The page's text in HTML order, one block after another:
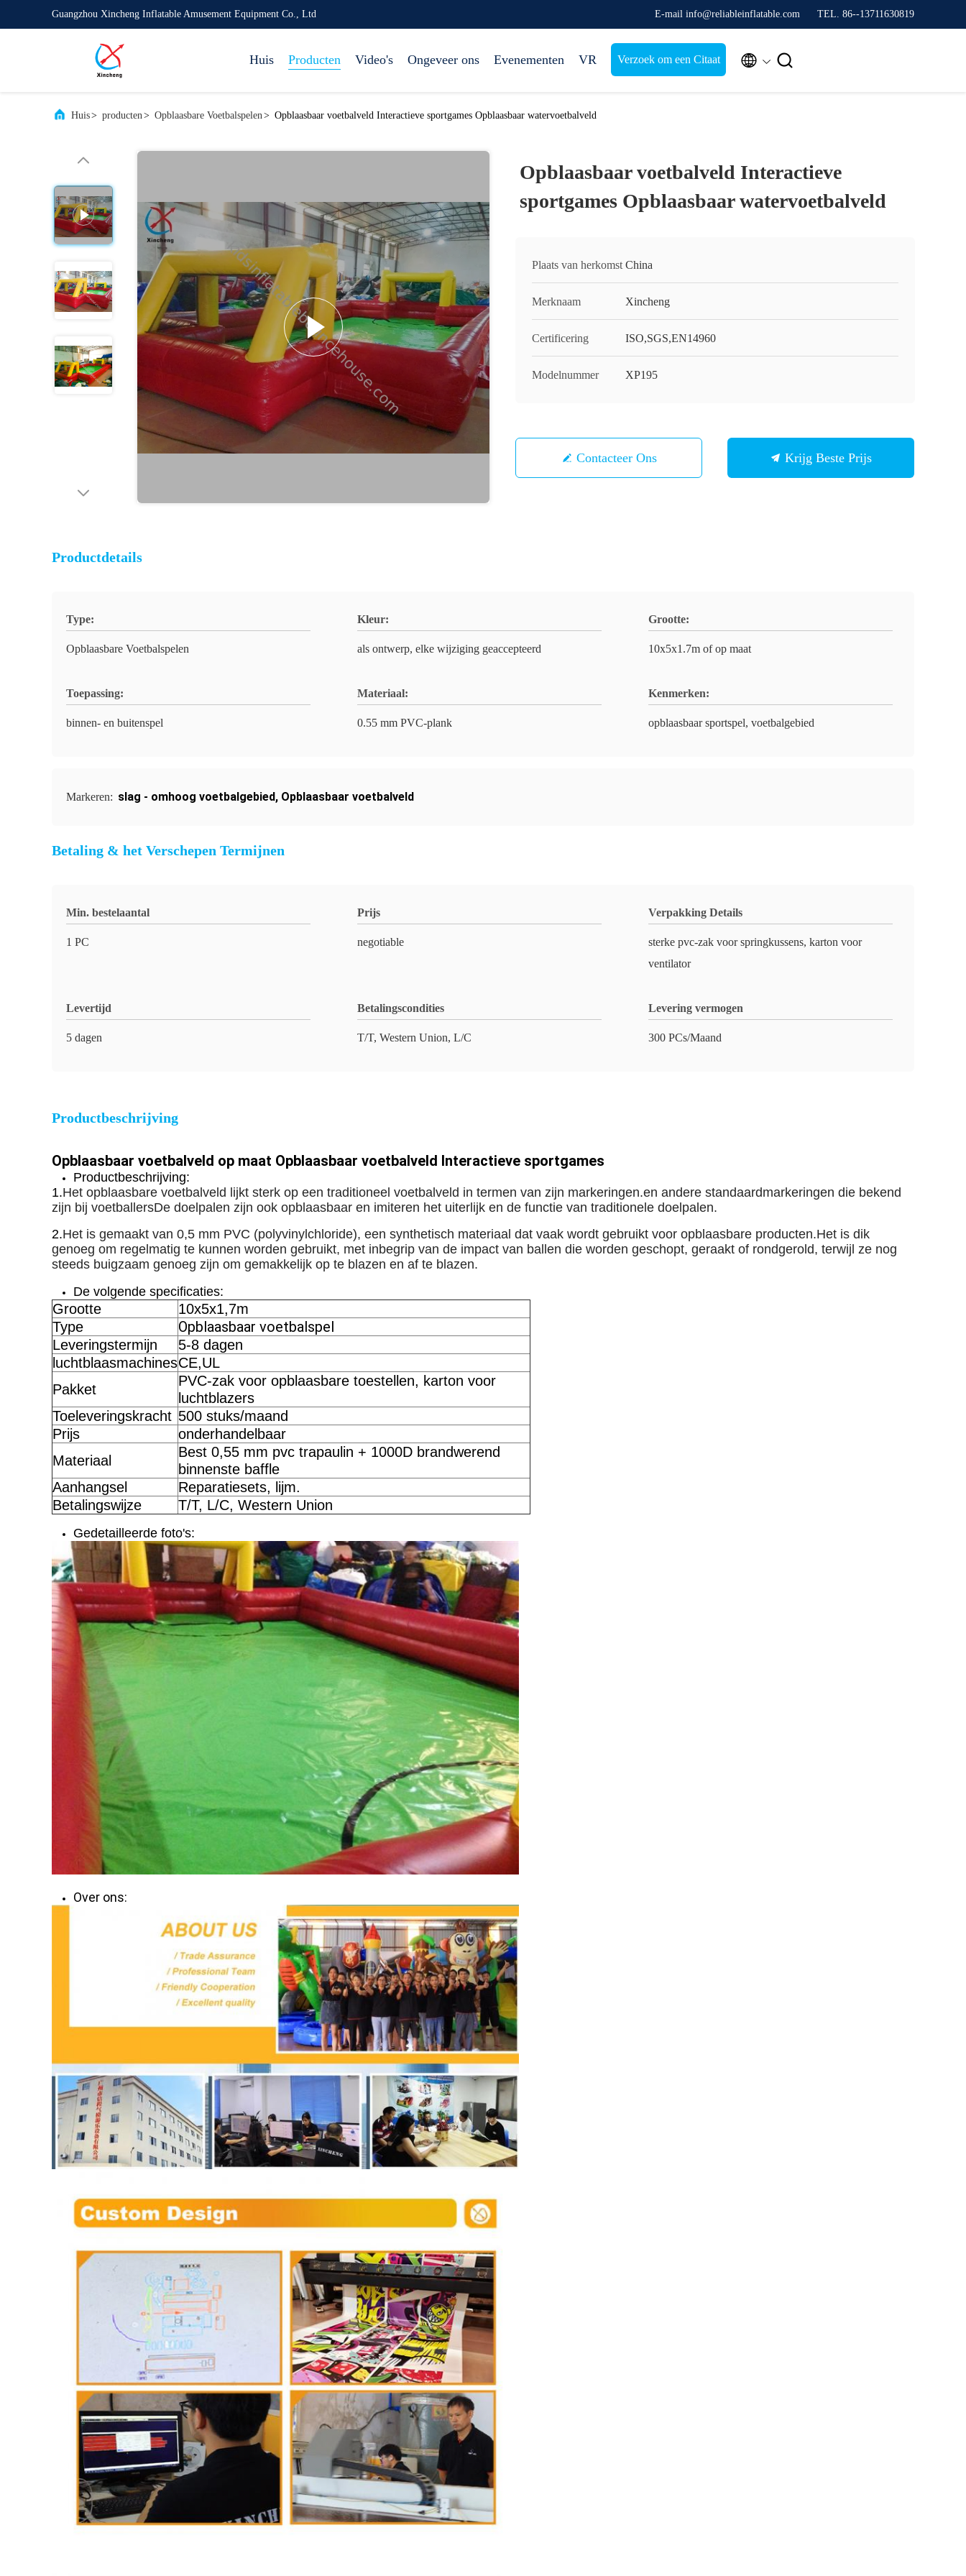
Guangzhou Xincheng Inflatable Amusement Equipment Co., Ltd E-mail info@reliableinflatable.com TEL. 86--13711630819
Huis Producten Video's Ongeveer ons Evenementen VR Verzoek om een Citaat  
Huis> producten> Opblaasbare Voetbalspelen> Opblaasbaar voetbalveld Interactieve sportgames Opblaasbaar watervoetbalveld
Opblaasbaar voetbalveld Interactieve
sportgames Opblaasbaar watervoetbalveld
Plaats van herkomst China
Merknaam Xincheng
Certificering ISO,SGS,EN14960
Modelnummer XP195
Contacteer Ons Krijg Beste Prijs
Productdetails
Type:
Opblaasbare Voetbalspelen
Kleur:
als ontwerp, elke wijziging geaccepteerd
Grootte:
10x5x1.7m of op maat
Toepassing:
binnen- en buitenspel
Materiaal:
0.55 mm PVC-plank
Kenmerken:
opblaasbaar sportspel, voetbalgebied
Markeren: slag - omhoog voetbalgebied, Opblaasbaar voetbalveld
Betaling & het Verschepen Termijnen
Min. bestelaantal
1 PC
Prijs
negotiable
Verpakking Details
sterke pvc-zak voor springkussens, karton voor
ventilator
Levertijd
5 dagen
Betalingscondities
T/T, Western Union, L/C
Levering vermogen
300 PCs/Maand
Productbeschrijving
Opblaasbaar voetbalveld op maat Opblaasbaar voetbalveld Interactieve sportgames
Productbeschrijving:
1.Het opblaasbare voetbalveld lijkt sterk op een traditioneel voetbalveld in termen van zijn markeringen.en andere standaardmarkeringen die bekend
zijn bij voetballersDe doelpalen zijn ook opblaasbaar en imiteren het uiterlijk en de functie van traditionele doelpalen.
2.Het is gemaakt van 0,5 mm PVC (polyvinylchloride), een synthetisch materiaal dat vaak wordt gebruikt voor opblaasbare producten.Het is dik
genoeg om regelmatig te kunnen worden gebruikt, met inbegrip van de impact van ballen die worden geschopt, geraakt of rondgerold, terwijl ze nog
steeds buigzaam genoeg zijn om gemakkelijk op te blazen en af te blazen.
De volgende specificaties:
Grootte
10x5x1,7m
Type
Opblaasbaar voetbalspel
Leveringstermijn
5-8 dagen
luchtblaasmachinesCE,UL
Pakket
PVC-zak voor opblaasbare toestellen, karton voor
luchtblazers
Toeleveringskracht 500 stuks/maand
Prijs
onderhandelbaar
Materiaal
Best 0,55 mm pvc trapaulin + 1000D brandwerend
binnenste baffle
Aanhangsel
Reparatiesets, lijm.
Betalingswijze
T/T, L/C, Western Union
Gedetailleerde foto's:
Over ons: